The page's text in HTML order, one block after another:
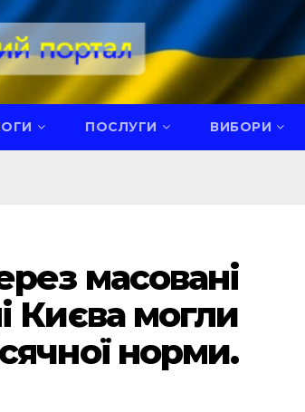
ПОСЛУГИ ВИБОРИ
масовані
Києва могли
норми.